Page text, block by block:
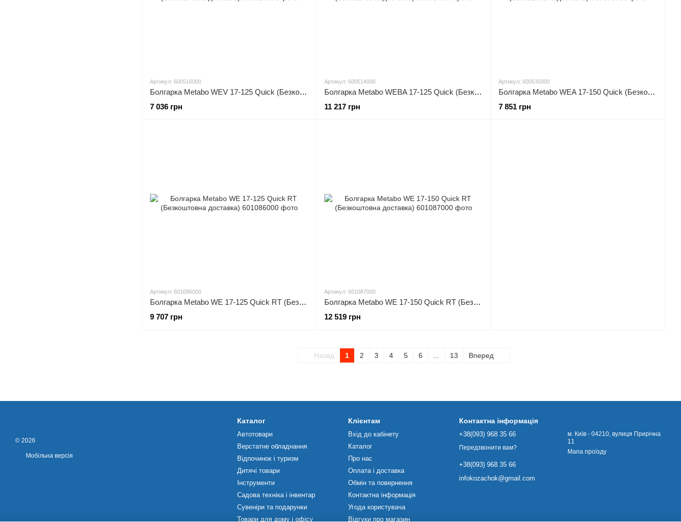
Артикул: 600516000
Болгарка Metabo WEV 17-125 Quick (Безкоштовна доставка)
7 036 грн
Артикул: 600514000
Болгарка Metabo WEBA 17-125 Quick (Безкоштовна доставка)
11 217 грн
Артикул: 600535000
Болгарка Metabo WEA 17-150 Quick (Безкоштовна доставка)
7 851 грн
Артикул: 601086000
Болгарка Metabo WE 17-125 Quick RT (Безкоштовна доставка)
9 707 грн
Артикул: 601087000
Болгарка Metabo WE 17-150 Quick RT (Безкоштовна доставка)
12 519 грн
Назад 1 2 3 4 5 6 13 Вперед
© 2026
Мобільна версія
Каталог
Автотовари
Верстатне обладнання
Відпочинок і туризм
Дитячі товари
Інструменти
Садова техніка і інвентар
Сувеніри та подарунки
Товари для дому і офісу
Клієнтам
Вхід до кабінету
Каталог
Про нас
Оплата і доставка
Обмін та повернення
Контактна інформація
Угода користувача
Відгуки про магазин
Контактна інформація
+38(093) 968 35 66
Передзвонити вам?
+38(093) 968 35 66
infokozachok@gmail.com
м. Київ - 04210, вулиця Прирічна
11
Мапа проїзду